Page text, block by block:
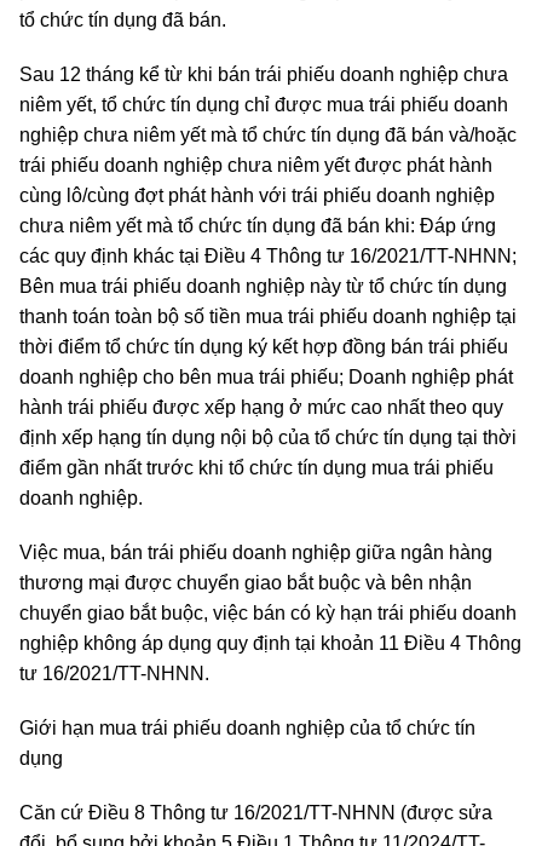
tổ chức tín dụng đã bán.
Sau 12 tháng kể từ khi bán trái phiếu doanh nghiệp chưa
niêm yết, tổ chức tín dụng chỉ được mua trái phiếu doanh
nghiệp chưa niêm yết mà tổ chức tín dụng đã bán và/hoặc
trái phiếu doanh nghiệp chưa niêm yết được phát hành
cùng lô/cùng đợt phát hành với trái phiếu doanh nghiệp
chưa niêm yết mà tổ chức tín dụng đã bán khi: Đáp ứng
các quy định khác tại Điều 4 Thông tư 16/2021/TT-NHNN;
Bên mua trái phiếu doanh nghiệp này từ tổ chức tín dụng
thanh toán toàn bộ số tiền mua trái phiếu doanh nghiệp tại
thời điểm tổ chức tín dụng ký kết hợp đồng bán trái phiếu
doanh nghiệp cho bên mua trái phiếu; Doanh nghiệp phát
hành trái phiếu được xếp hạng ở mức cao nhất theo quy
định xếp hạng tín dụng nội bộ của tổ chức tín dụng tại thời
điểm gần nhất trước khi tổ chức tín dụng mua trái phiếu
doanh nghiệp.
Việc mua, bán trái phiếu doanh nghiệp giữa ngân hàng
thương mại được chuyển giao bắt buộc và bên nhận
chuyển giao bắt buộc, việc bán có kỳ hạn trái phiếu doanh
nghiệp không áp dụng quy định tại khoản 11 Điều 4 Thông
tư 16/2021/TT-NHNN.
Giới hạn mua trái phiếu doanh nghiệp của tổ chức tín
dụng
Căn cứ Điều 8 Thông tư 16/2021/TT-NHNN (được sửa